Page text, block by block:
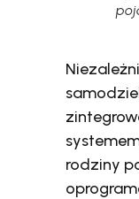
rodziny